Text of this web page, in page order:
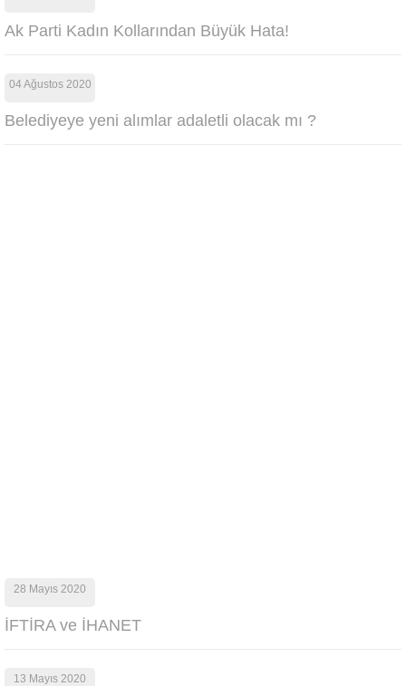
Ak Parti Kadın Kollarından Büyük Hata!
04 Ağustos 2020
Belediyeye yeni alımlar adaletli olacak mı ?
28 Mayıs 2020
İFTİRA ve İHANET
13 Mayıs 2020